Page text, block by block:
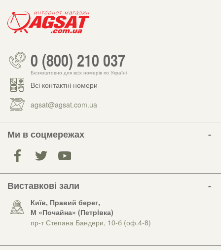
0 (800) 210 037
Безкоштовно для всіх номерів по Україні
Всі контактні номери
agsat@agsat.com.ua
Ми в соцмережах
Виставкові зали
Київ, Правий берег,
М «Почайна» (Петрiвка)
пр-т Степана Бандери, 10-б (оф.4-8)